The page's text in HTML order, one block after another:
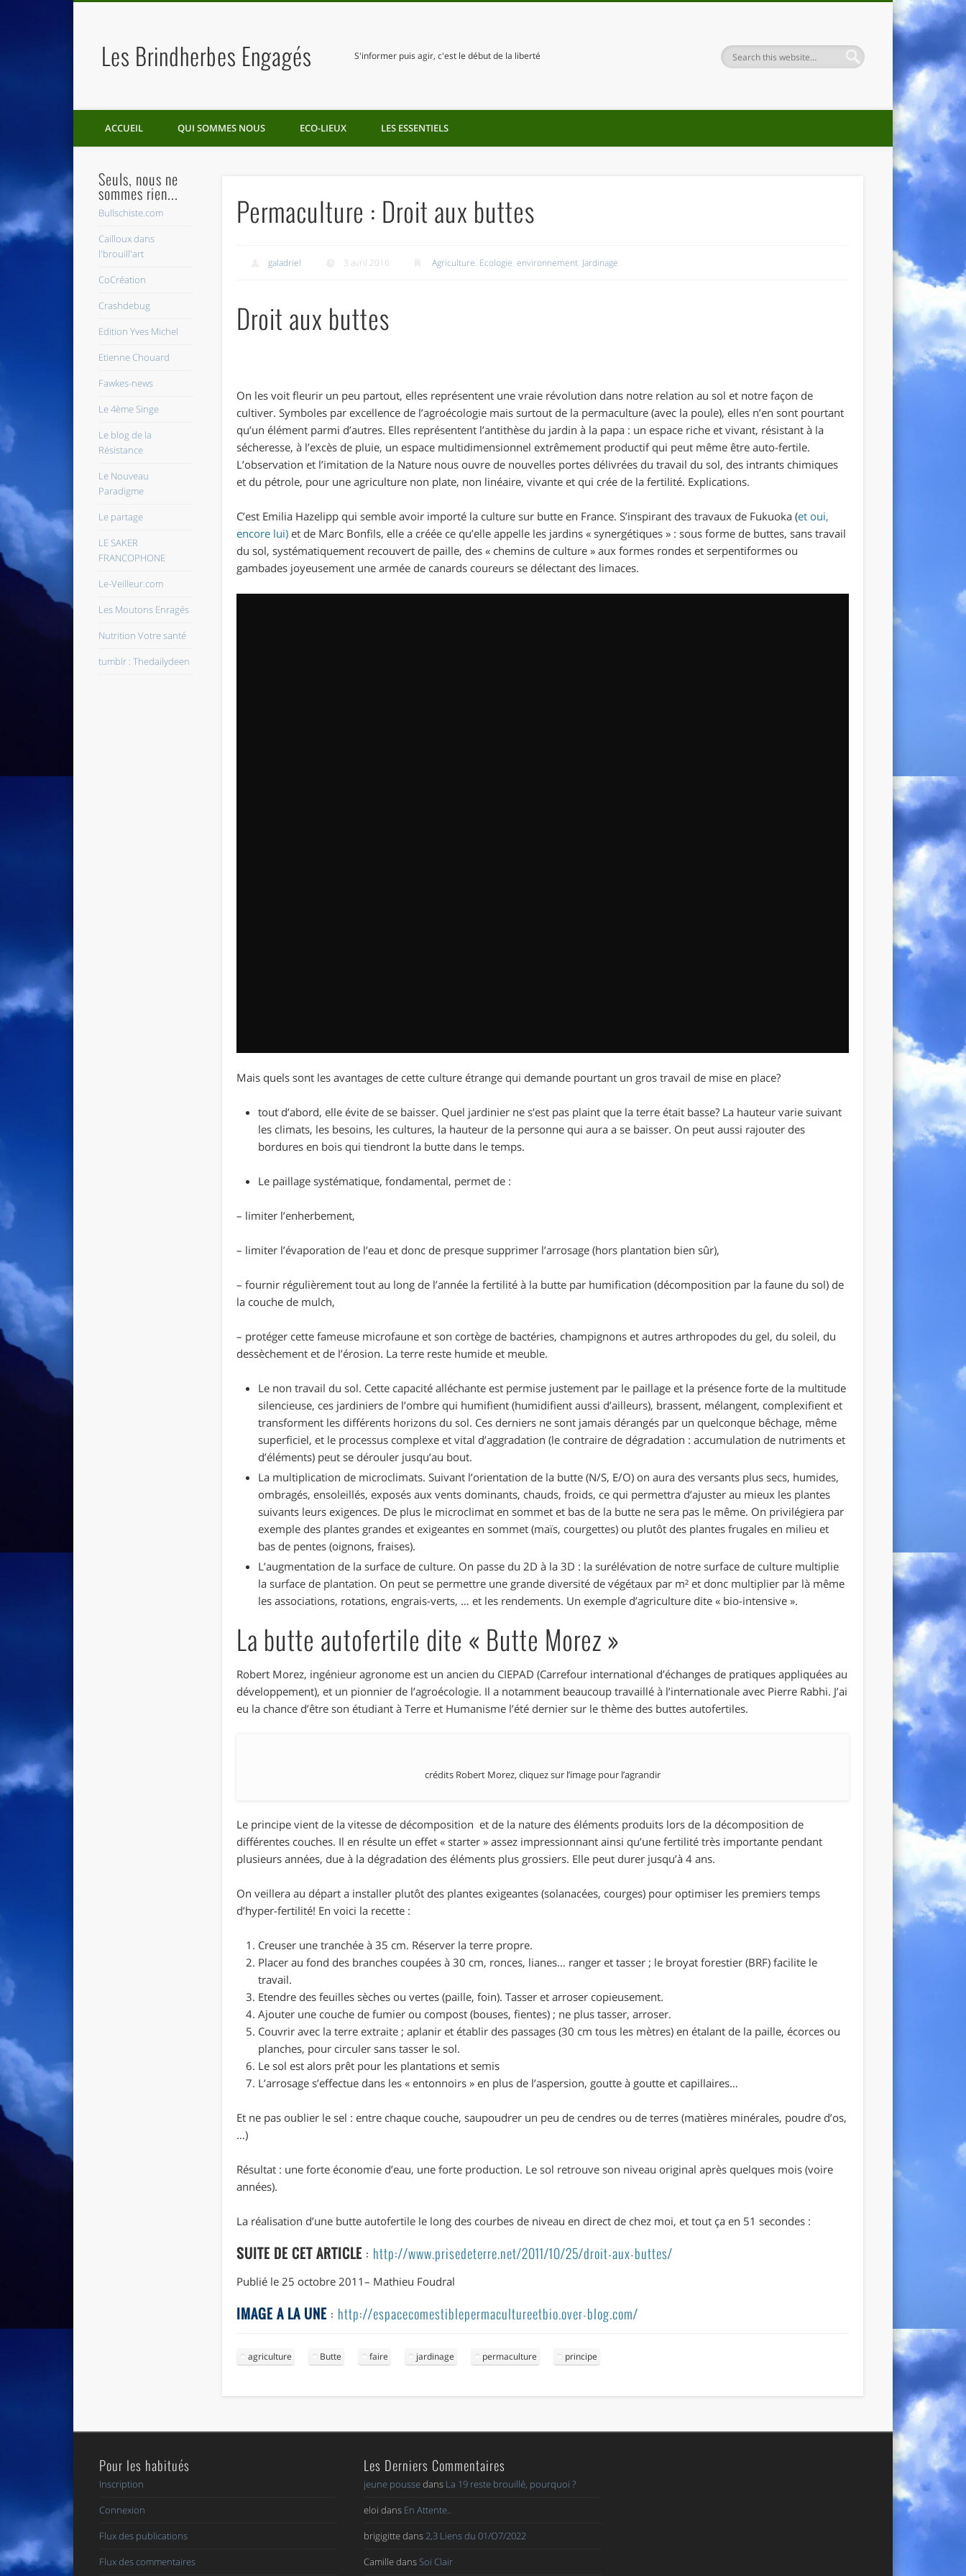
Les Brindherbes Engagés S'informer puis agir, c'est le début de la liberté
ACCUEIL QUI SOMMES NOUS ECO-LIEUX LES ESSENTIELS
Permaculture : Droit aux buttes
galadriel 3 avril 2016 Agriculture, Ecologie,environnement, Jardinage
Droit aux buttes
On les voit fleurir un peu partout, elles représentent une vraie révolution dans notre relation au sol et notre façon de
cultiver. Symboles par excellence de l’agroécologie mais surtout de la permaculture (avec la poule), elles n’en sont pourtant
qu’un élément parmi d’autres. Elles représentent l’antithèse du jardin à la papa : un espace riche et vivant, résistant à la
sécheresse, à l’excès de pluie, un espace multidimensionnel extrêmement productif qui peut même être auto-fertile.
L’observation et l’imitation de la Nature nous ouvre de nouvelles portes délivrées du travail du sol, des intrants chimiques
et du pétrole, pour une agriculture non plate, non linéaire, vivante et qui crée de la fertilité. Explications.
C’est Emilia Hazelipp qui semble avoir importé la culture sur butte en France. S’inspirant des travaux de Fukuoka (et oui,
encore lui) et de Marc Bonfils, elle a créée ce qu’elle appelle les jardins « synergétiques » : sous forme de buttes, sans travail
du sol, systématiquement recouvert de paille, des « chemins de culture » aux formes rondes et serpentiformes ou
gambades joyeusement une armée de canards coureurs se délectant des limaces.
Mais quels sont les avantages de cette culture étrange qui demande pourtant un gros travail de mise en place?
tout d’abord, elle évite de se baisser. Quel jardinier ne s’est pas plaint que la terre était basse? La hauteur varie suivant
les climats, les besoins, les cultures, la hauteur de la personne qui aura a se baisser. On peut aussi rajouter des
bordures en bois qui tiendront la butte dans le temps.
Le paillage systématique, fondamental, permet de :
– limiter l’enherbement,
– limiter l’évaporation de l’eau et donc de presque supprimer l’arrosage (hors plantation bien sûr),
– fournir régulièrement tout au long de l’année la fertilité à la butte par humification (décomposition par la faune du sol) de
la couche de mulch,
– protéger cette fameuse microfaune et son cortège de bactéries, champignons et autres arthropodes du gel, du soleil, du
dessèchement et de l’érosion. La terre reste humide et meuble.
Le non travail du sol. Cette capacité alléchante est permise justement par le paillage et la présence forte de la multitude
silencieuse, ces jardiniers de l’ombre qui humifient (humidifient aussi d’ailleurs), brassent, mélangent, complexifient et
transforment les différents horizons du sol. Ces derniers ne sont jamais dérangés par un quelconque bêchage, même
superficiel, et le processus complexe et vital d’aggradation (le contraire de dégradation : accumulation de nutriments et
d’éléments) peut se dérouler jusqu’au bout.
La multiplication de microclimats. Suivant l’orientation de la butte (N/S, E/O) on aura des versants plus secs, humides,
ombragés, ensoleillés, exposés aux vents dominants, chauds, froids, ce qui permettra d’ajuster au mieux les plantes
suivants leurs exigences. De plus le microclimat en sommet et bas de la butte ne sera pas le même. On privilégiera par
exemple des plantes grandes et exigeantes en sommet (maïs, courgettes) ou plutôt des plantes frugales en milieu et
bas de pentes (oignons, fraises).
L’augmentation de la surface de culture. On passe du 2D à la 3D : la surélévation de notre surface de culture multiplie
la surface de plantation. On peut se permettre une grande diversité de végétaux par m² et donc multiplier par là même
les associations, rotations, engrais-verts, … et les rendements. Un exemple d’agriculture dite « bio-intensive ».
La butte autofertile dite « Butte Morez »
Robert Morez, ingénieur agronome est un ancien du CIEPAD (Carrefour international d’échanges de pratiques appliquées au
développement), et un pionnier de l’agroécologie. Il a notamment beaucoup travaillé à l’internationale avec Pierre Rabhi. J’ai
eu la chance d’être son étudiant à Terre et Humanisme l’été dernier sur le thème des buttes autofertiles.
crédits Robert Morez, cliquez sur l’image pour l’agrandir
Le principe vient de la vitesse de décomposition et de la nature des éléments produits lors de la décomposition de
différentes couches. Il en résulte un effet « starter » assez impressionnant ainsi qu’une fertilité très importante pendant
plusieurs années, due à la dégradation des éléments plus grossiers. Elle peut durer jusqu’à 4 ans.
On veillera au départ a installer plutôt des plantes exigeantes (solanacées, courges) pour optimiser les premiers temps
d’hyper-fertilité! En voici la recette :
Creuser une tranchée à 35 cm. Réserver la terre propre.
Placer au fond des branches coupées à 30 cm, ronces, lianes… ranger et tasser ; le broyat forestier (BRF) facilite le
travail.
Etendre des feuilles sèches ou vertes (paille, foin). Tasser et arroser copieusement.
Ajouter une couche de fumier ou compost (bouses, fientes) ; ne plus tasser, arroser.
Couvrir avec la terre extraite ; aplanir et établir des passages (30 cm tous les mètres) en étalant de la paille, écorces ou
planches, pour circuler sans tasser le sol.
Le sol est alors prêt pour les plantations et semis
L’arrosage s’effectue dans les « entonnoirs » en plus de l’aspersion, goutte à goutte et capillaires…
Et ne pas oublier le sel : entre chaque couche, saupoudrer un peu de cendres ou de terres (matières minérales, poudre d’os,
…)
Résultat : une forte économie d’eau, une forte production. Le sol retrouve son niveau original après quelques mois (voire
années).
La réalisation d’une butte autofertile le long des courbes de niveau en direct de chez moi, et tout ça en 51 secondes :
SUITE DE CET ARTICLE : http://www.prisedeterre.net/2011/10/25/droit-aux-buttes/
Publié le 25 octobre 2011– Mathieu Foudral
IMAGE A LA UNE : http://espacecomestiblepermacultureetbio.over-blog.com/
agriculture Butte faire jardinage permaculture principe
Seuls, nous ne
sommes rien...
Bullschiste.com
Cailloux dans
l'brouill'art
CoCréation
Crashdebug
Edition Yves Michel
Etienne Chouard
Fawkes-news
Le 4ème Singe
Le blog de la
Résistance
Le Nouveau
Paradigme
Le partage
LE SAKER
FRANCOPHONE
Le-Veilleur.com
Les Moutons Enragés
Nutrition Votre santé
tumblr : Thedailydeen
Pour les habitués
Inscription
Connexion
Flux des publications
Flux des commentaires
Les Derniers Commentaires
jeune poussedans La 19 reste brouillé, pourquoi ?
eloi dans En Attente..
brigigittedans2,3 Liens du 01/O7/2022
CamilledansSoi Clair